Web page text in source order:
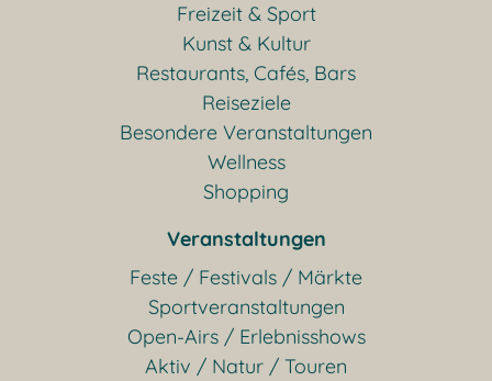
Freizeit & Sport
Kunst & Kultur
Restaurants, Cafés, Bars
Reiseziele
Besondere Veranstaltungen
Wellness
Shopping
Veranstaltungen
Feste / Festivals / Märkte
Sportveranstaltungen
Open-Airs / Erlebnisshows
Aktiv / Natur / Touren